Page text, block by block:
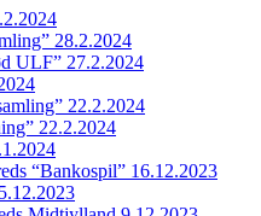
28.2.2024
ULF” 27.2.2024
22.2.2024
22.2.2024
“Bankospil” 16.12.2023